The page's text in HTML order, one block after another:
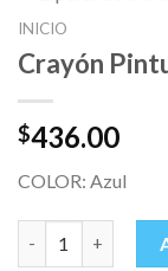
INICIO
Crayón
$436.00
COLOR: Azul
Crayón Pintura